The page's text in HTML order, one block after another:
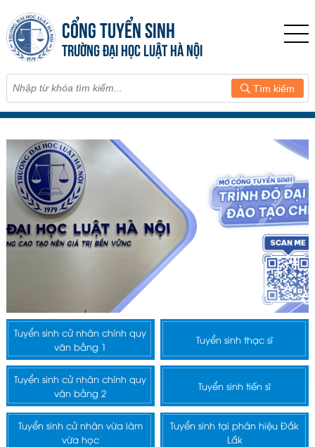
CỔNG TUYỂN SINH
TRƯỜNG ĐẠI HỌC LUẬT HÀ NỘI
Tìm kiếm
Tuyển sinh cử nhân chính quy
văn bằng 1
Tuyển sinh thạc sĩ
Tuyển sinh cử nhân chính quy
văn bằng 2
Tuyển sinh tiến sĩ
Tuyển sinh cử nhân vừa làm
vừa học
Tuyển sinh tại phân hiệu Đắk
Lắk